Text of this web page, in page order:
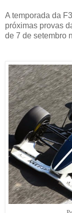
A temporada da
próximas provas
de 7 de setembro